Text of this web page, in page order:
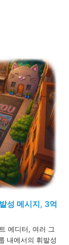
성 메시지, 3억
에디터, 여러 그
내에서의 휘발성